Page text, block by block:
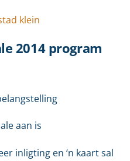
2014 program
aan is
inligting en ‘n kaart sal